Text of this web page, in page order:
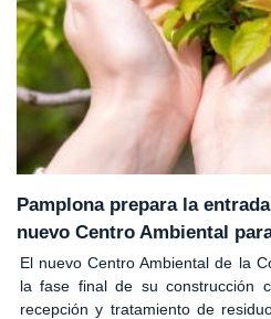
Pamplona prepara la
nuevo Centro Ambiental
El nuevo Centro Ambiental de la
la fase final de su construcción
recepción y tratamiento de